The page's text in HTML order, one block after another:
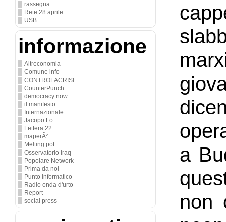
rassegna
Rete 28 aprile
USB
informazione
Altreconomia
Comune info
CONTROLACRISI
CounterPunch
democracy now
il manifesto
Internazionale
Jacopo Fo
Lettera 22
maperÃ²
Melting pot
Osservatorio Iraq
Popolare Network
Prima da noi
Punto Informatico
Radio onda d'urto
Report
social press
a
non